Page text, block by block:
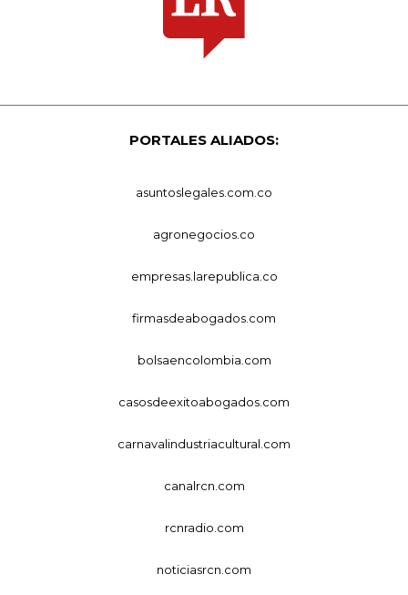
PORTALES ALIADOS:
asuntoslegales.com.co
agronegocios.co
empresas.larepublica.co
firmasdeabogados.com
bolsaencolombia.com
casosdeexitoabogados.com
carnavalindustriacultural.com
canalrcn.com
rcnradio.com
noticiasrcn.com